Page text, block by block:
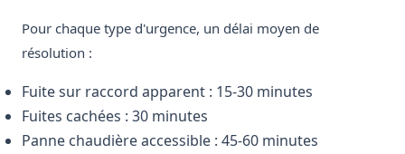
Pour chaque type d'urgence, un délai moyen de
résolution :
Fuite sur raccord apparent : 15-30 minutes
Fuites cachées : 30 minutes
Panne chaudière accessible : 45-60 minutes